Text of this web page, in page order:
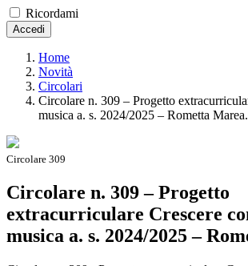
Ricordami
Accedi
Home
Novità
Circolari
Circolare n. 309 – Progetto
musica a. s. 2024/2025 – Rometta Marea.
Circolare 309
Circolare n. 309 – Progetto
extracurriculare Crescere
musica a. s. 2024/2025 –